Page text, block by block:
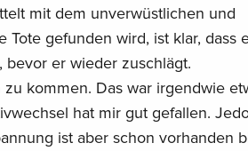
mit dem unverwüstlichen und
gefunden wird, ist klar, dass
er wieder zuschlägt.
kommen. Das war irgendwie
hat mir gut gefallen.
ist aber schon vorhanden